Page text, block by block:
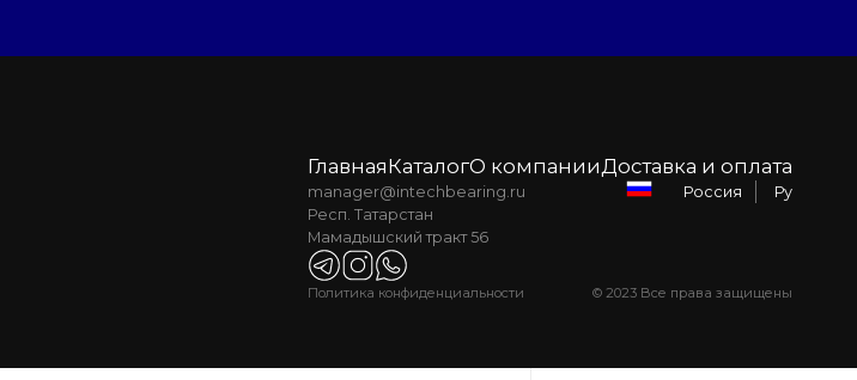
ГлавнаяКаталогО компанииДоставка и оплата
manager@intechbearing.ru
Респ. Татарстан
Мамадышский тракт 56
Россия Ру
Политика конфиденциальности © 2023 Все права защищены